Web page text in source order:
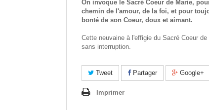
On invoque le Sacré Coeur de Marie,
chemin de l'amour, de la foi, et pour
bonté de son Coeur, doux et aimant.
Cette neuvaine à l'effigie du Sacré Coeur
sans interruption.
Tweet Partager Google+
Imprimer